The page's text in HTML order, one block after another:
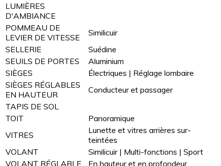
LUMIÈRES
D'AMBIANCE
POMMEAU DE
LEVIER DE VITESSE
Similicuir
SELLERIE
Suédine
SEUILS DE PORTES
Aluminium
SIÈGES
Électriques | Réglage lombaire
SIÈGES RÉGLABLES
EN HAUTEUR
Conducteur et passager
TAPIS DE SOL
TOIT
Panoramique
VITRES
Lunette et vitres arrières sur-
teintées
VOLANT
Similicuir | Multi-fonctions | Sport
VOLANT RÉGLABLE
En hauteur et en profondeur